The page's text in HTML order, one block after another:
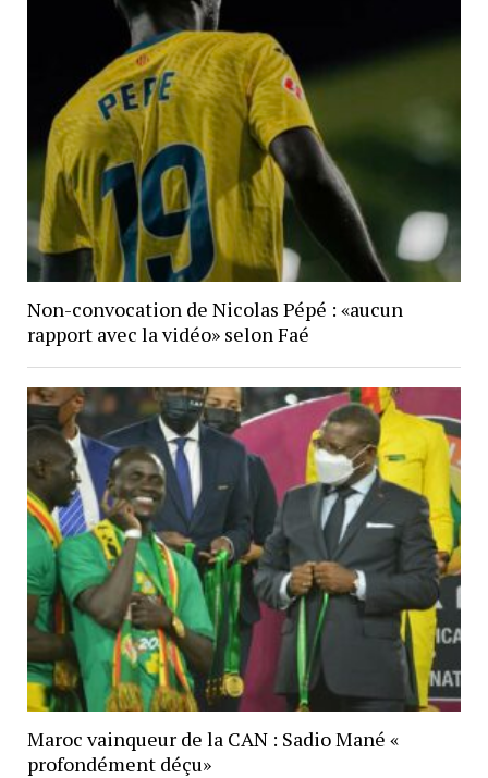
Non-convocation de Nicolas Pépé : «aucun
rapport avec la vidéo» selon Faé
Maroc vainqueur de la CAN : Sadio Mané «
profondément déçu»